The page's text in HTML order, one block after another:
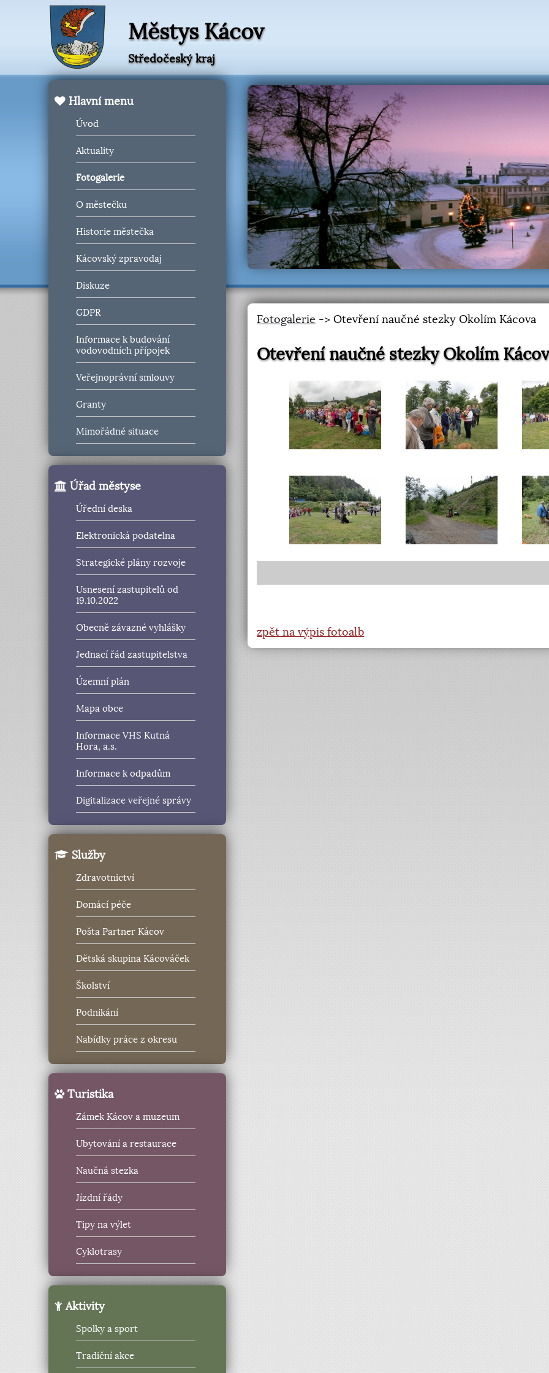
Městys Kácov
Středočeský kraj
Hlavní menu
Úvod
Aktuality
Fotogalerie
O městečku
Historie městečka
Kácovský zpravodaj
Diskuze
GDPR
Informace k budování
vodovodních přípojek
Veřejnoprávní smlouvy
Granty
Mimořádné situace
Úřad městyse
Úřední deska
Elektronická podatelna
Strategické plány rozvoje
Usnesení zastupitelů od
19.10.2022
Obecně závazné vyhlášky
Jednací řád zastupitelstva
Územní plán
Mapa obce
Informace VHS Kutná
Hora, a.s.
Informace k odpadům
Digitalizace veřejné správy
Služby
Zdravotnictví
Domácí péče
Pošta Partner Kácov
Dětská skupina Kácováček
Školství
Podnikání
Nabídky práce z okresu
Turistika
Zámek Kácov a muzeum
Ubytování a restaurace
Naučná stezka
Jízdní řády
Tipy na výlet
Cyklotrasy
Aktivity
Spolky a sport
Tradiční akce
Fotogalerie -> Otevření naučné stezky Okolím Kácova
Otevření naučné stezky Okolím
zpět na výpis fotoalb